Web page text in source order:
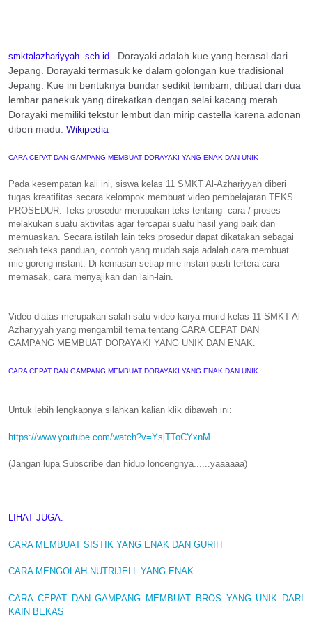
smktalazhariyyah. sch.id - Dorayaki adalah kue yang berasal dari
Jepang. Dorayaki termasuk ke dalam golongan kue tradisional
Jepang. Kue ini bentuknya bundar sedikit tembam, dibuat dari dua
lembar panekuk yang direkatkan dengan selai kacang merah.
Dorayaki memiliki tekstur lembut dan mirip castella karena adonan
diberi madu. Wikipedia
CARA CEPAT DAN GAMPANG MEMBUAT DORAYAKI YANG ENAK DAN UNIK
Pada kesempatan kali ini, siswa kelas 11 SMKT Al-Azhariyyah diberi
tugas kreatifitas secara kelompok membuat video pembelajaran TEKS
PROSEDUR. Teks prosedur merupakan teks tentang cara / proses
melakukan suatu aktivitas agar tercapai suatu hasil yang baik dan
memuaskan. Secara istilah lain teks prosedur dapat dikatakan sebagai
sebuah teks panduan, contoh yang mudah saja adalah cara membuat
mie goreng instant. Di kemasan setiap mie instan pasti tertera cara
memasak, cara menyajikan dan lain-lain.
Video diatas merupakan salah satu video karya murid kelas 11 SMKT Al-
Azhariyyah yang mengambil tema tentang CARA CEPAT DAN
GAMPANG MEMBUAT DORAYAKI YANG UNIK DAN ENAK.
CARA CEPAT DAN GAMPANG MEMBUAT DORAYAKI YANG ENAK DAN UNIK
Untuk lebih lengkapnya silahkan kalian klik dibawah ini:
https://www.youtube.com/watch?v=YsjTToCYxnM
(Jangan lupa Subscribe dan hidup loncengnya......yaaaaaa)
LIHAT JUGA:
CARA MEMBUAT SISTIK YANG ENAK DAN GURIH
CARA MENGOLAH NUTRIJELL YANG ENAK
CARA CEPAT DAN GAMPANG MEMBUAT BROS YANG UNIK DARI
KAIN BEKAS